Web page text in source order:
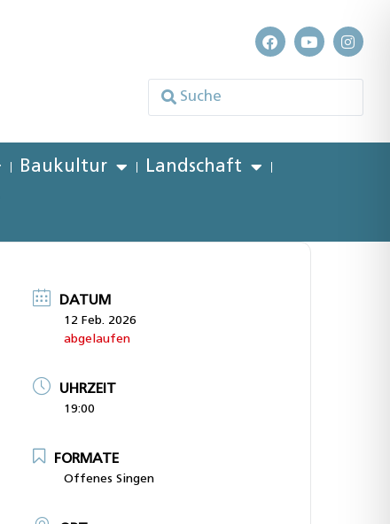
Baukultur
Landschaft
DATUM
12 Feb. 2026
abgelaufen
UHRZEIT
19:00
FORMATE
Offenes Singen